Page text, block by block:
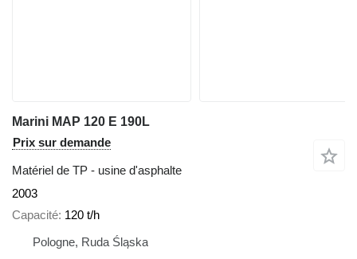
Marini MAP 120 E 190L
Prix sur demande
Matériel de TP - usine d'asphalte
2003
Capacité 120 t/h
Pologne, Ruda Śląska